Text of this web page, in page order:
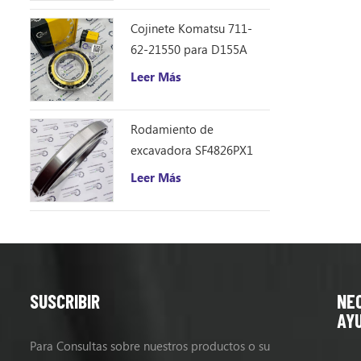
Cojinete Komatsu 711-
62-21550 para D155A
Leer Más
Rodamiento de
excavadora SF4826PX1
(240 * 310 * 33)
Leer Más
SUSCRIBIR
Para Consultas sobre nuestros productos o su